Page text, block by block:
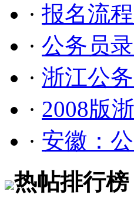
· 报名流
· 公务员
· 浙江公
· 2008版
· 安徽：
热帖排行榜